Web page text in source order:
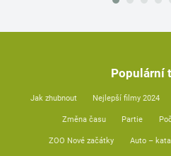
Populární
Jak zhubnout Nejlepší filmy 2024
Změna času Partie
ZOO Nové začátky Auto –